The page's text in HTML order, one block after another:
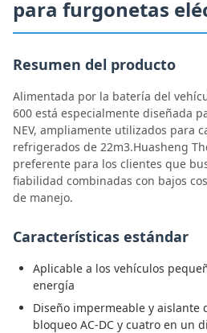
para furgonetas
Resumen del producto
Alimentada por la batería del
600 está especialmente diseñada
NEV, ampliamente utilizados para
refrigerados de 22m3.Huasheng
preferente para los clientes que
fiabilidad combinadas con bajos
de manejo.
Características estándar
Aplicable a los vehículos
energía
Diseño impermeable y aislante
bloqueo AC-DC y cuatro en un